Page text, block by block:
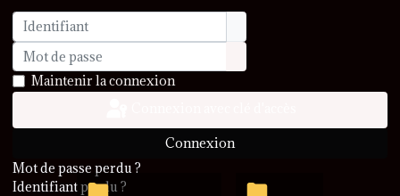
Identifiant
Mot de passe
Afficher le mot de passe
Maintenir la connexion
Connexion
Mot de passe perdu ?
Identifiant perdu ?